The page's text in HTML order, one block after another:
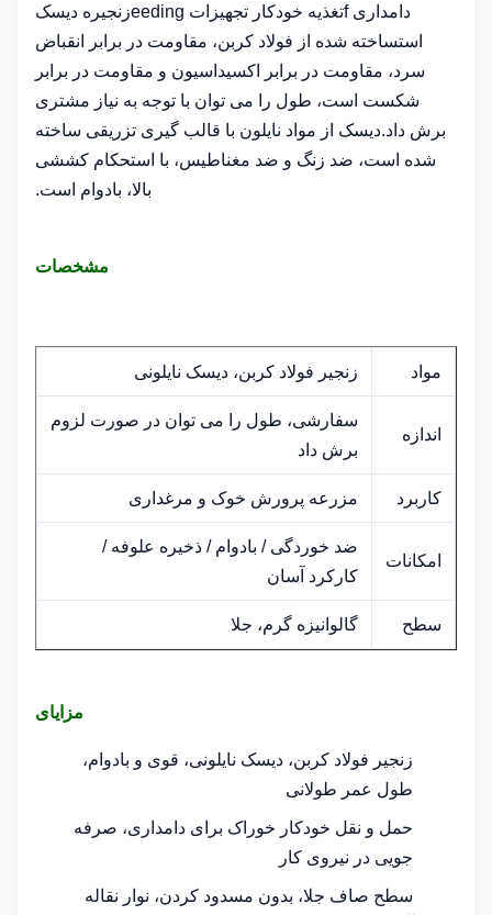
دامداری f تغذیه خودکار تجهیزات eeding
زنجیره دیسک
استساخته شده از فولاد کربن، مقاومت در برابر انقباض
سرد، مقاومت در برابر اکسیداسیون و مقاومت در برابر
شکست است، طول را می توان با توجه به نیاز مشتری
برش داد.دیسک از مواد نایلون با قالب گیری تزریقی ساخته
شده است، ضد زنگ و ضد مغناطیس، با استحکام کششی
بالا، بادوام است.
مشخصات
مواد زنجیر فولاد کربن، دیسک نایلونی
اندازه
سفارشی، طول را می توان در صورت لزوم
برش داد
کاربرد مزرعه پرورش خوک و مرغداری
امکانات
ضد خوردگی / بادوام / ذخیره علوفه /
کارکرد آسان
سطح گالوانیزه گرم، جلا
مزایای
زنجیر فولاد کربن، دیسک نایلونی، قوی و بادوام،
طول عمر طولانی
حمل و نقل خودکار خوراک برای دامداری، صرفه
جویی در نیروی کار
سطح صاف جلا، بدون مسدود کردن، نوار نقاله